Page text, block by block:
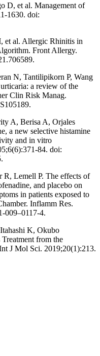
D, et al. Management of
1630. doi:
et al. Allergic Rhinitis in
Front Allergy.
N, Tantilipikorn P, Wang
a review of the
Clin Risk Manag.
A, Berisa A, Orjales
a new selective histamine
and in vitro
84. doi:
R, Lemell P. The effects of
and placebo on
in patients exposed to
Inflamm Res.
009–0117-4.
K, Okubo
from the
J Mol Sci. 2019;20(1):213.